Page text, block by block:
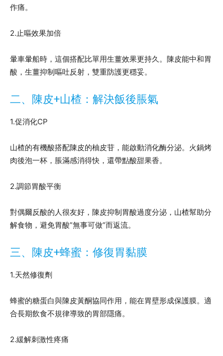
作痛。
2.止嘔效果加倍
暈車暈船時，這個搭配比單用生薑效果更持久。陳皮能中和胃
酸，生薑抑制嘔吐反射，雙重防護更穩妥。
二、陳皮+山楂：解決飯後脹氣
1.促消化CP
山楂的有機酸搭配陳皮的柚皮苷，能啟動消化酶分泌。火鍋烤
肉後泡一杯，脹滿感消得快，還帶點酸甜果香。
2.調節胃酸平衡
對偶爾反酸的人很友好，陳皮抑制胃酸過度分泌，山楂幫助分
解食物，避免胃酸”無事可做”而返流。
三、陳皮+蜂蜜：修復胃黏膜
1.天然修復劑
蜂蜜的糖蛋白與陳皮黃酮協同作用，能在胃壁形成保護膜。適
合長期飲食不規律導致的胃部隱痛。
2.緩解刺激性疼痛